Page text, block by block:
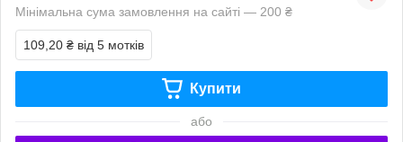
Мінімальна сума замовлення на сайті — 200 ₴
109,20 ₴ від 5 мотків
Купити
або